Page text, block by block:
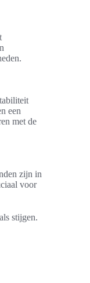
een
met de
zijn in
voor
stijgen.